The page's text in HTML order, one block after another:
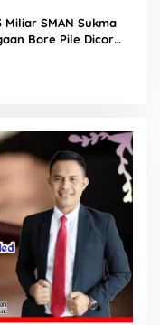
Miliar SMAN Sukma
Bore Pile Dicor